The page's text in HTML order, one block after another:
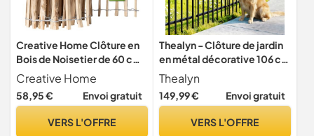
Creative Home Clôture en
Bois de Noisetier de 60 cm
de haut et 5 m de long
Creative Home
58,95 € Envoi gratuit
VERS L'OFFRE
Thealyn - Clôture de jardin
en métal décorative 106 cm
de haut x 76 cm de large (4
panneaux + 1 portail,
longueur totale 3,8 m)
chien sans creuser pour
Thealyn
149,99 € Envoi gratuit
VERS L'OFFRE